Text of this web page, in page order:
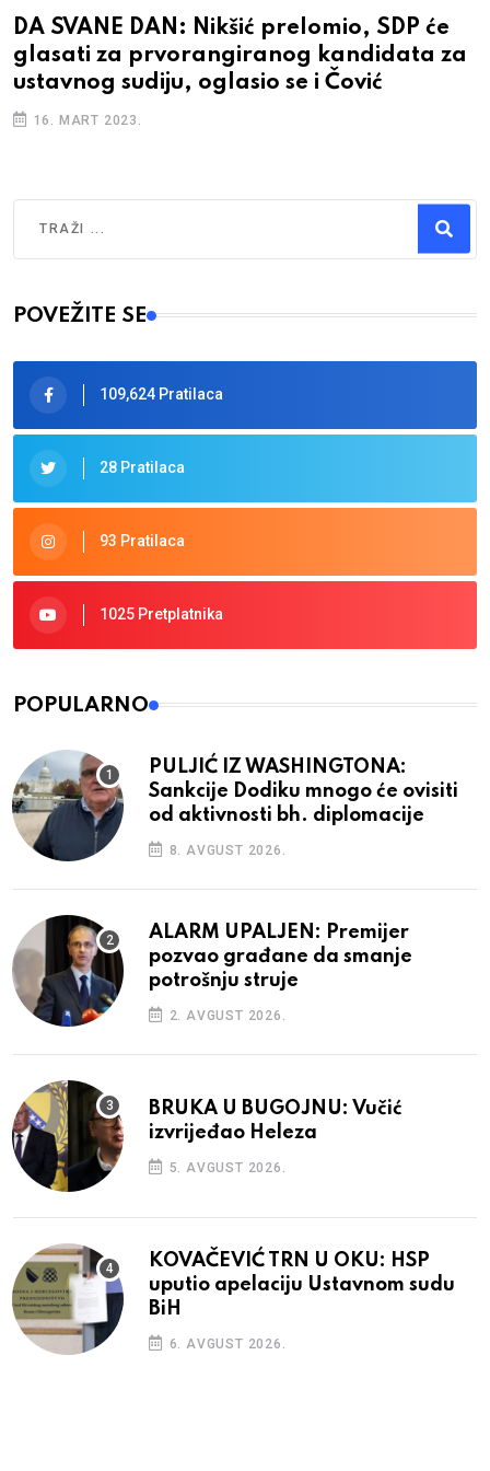
DA SVANE DAN: Nikšić prelomio, SDP će
glasati za prvorangiranog kandidata za
ustavnog sudiju, oglasio se i Čović
16. MART 2023.
Type 2 or more characters for results.
POVEŽITE SE
109,624 Pratilaca
28 Pratilaca
93 Pratilaca
1025 Pretplatnika
POPULARNO
PULJIĆ IZ WASHINGTONA:
Sankcije Dodiku mnogo će ovisiti
od aktivnosti bh. diplomacije
8. AVGUST 2026.
ALARM UPALJEN: Premijer
pozvao građane da smanje
potrošnju struje
2. AVGUST 2026.
BRUKA U BUGOJNU: Vučić
izvrijeđao Heleza
5. AVGUST 2026.
KOVAČEVIĆ TRN U OKU: HSP
uputio apelaciju Ustavnom sudu
BiH
6. AVGUST 2026.